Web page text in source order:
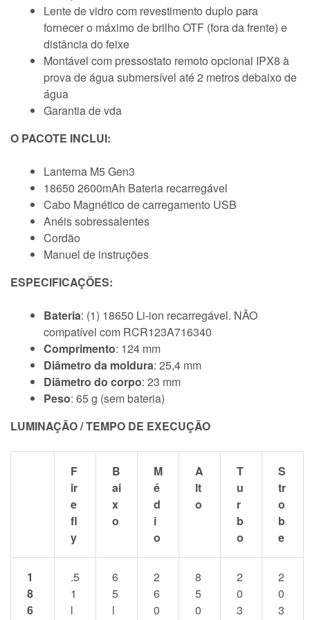
Lente de vidro com revestimento duplo para
fornecer o máximo de brilho OTF (fora da frente) e
distância do feixe
Montável com pressostato remoto opcional IPX8 à
prova de água submersível até 2 metros debaixo de
água
Garantia de vda
O PACOTE INCLUI:
Lanterna M5 Gen3
18650 2600mAh Bateria recarregável
Cabo Magnético de carregamento USB
Anéis sobressalentes
Cordão
Manuel de instruções
ESPECIFICAÇÕES:
Bateria: (1) 18650 Li-ion recarregável. NÃO
compatível com RCR123A716340
Comprimento: 124 mm
Diâmetro da moldura: 25,4 mm
Diâmetro do corpo: 23 mm
Peso: 65 g (sem bateria)
LUMINAÇÃO / TEMPO DE EXECUÇÃO
F
ir
e
fl
y
B
ai
x
o
M
é
d
i
o
A
lt
o
T
u
r
b
o
S
tr
o
b
e
1
8
6
.5
1
l
6
5
l
2
6
0
8
5
0
2
0
3
2
0
3